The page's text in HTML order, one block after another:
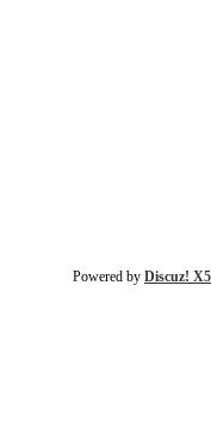
Powered by Discuz!